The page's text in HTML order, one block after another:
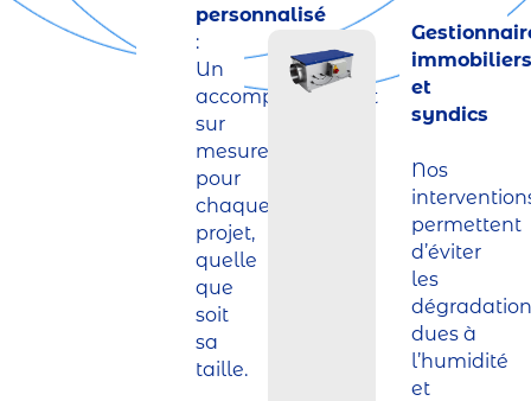
personnalisé
:
Un
accompagnement
sur
mesure
pour
chaque
projet,
quelle
que
soit
sa
taille.
et
syndics
Nos
permettent
d’éviter
les
dues à
l’humidité
et